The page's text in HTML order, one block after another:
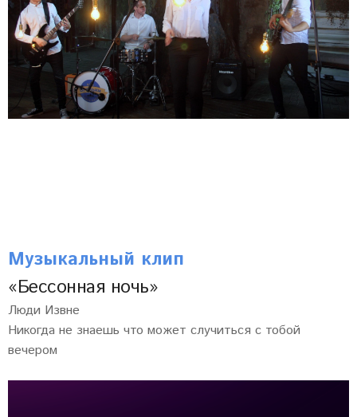
Музыкальный клип
«Бессонная ночь»
Люди Извне
Никогда не знаешь что может случиться с тобой
вечером